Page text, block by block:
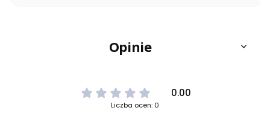
Opinie
0.00
Liczba ocen: 0